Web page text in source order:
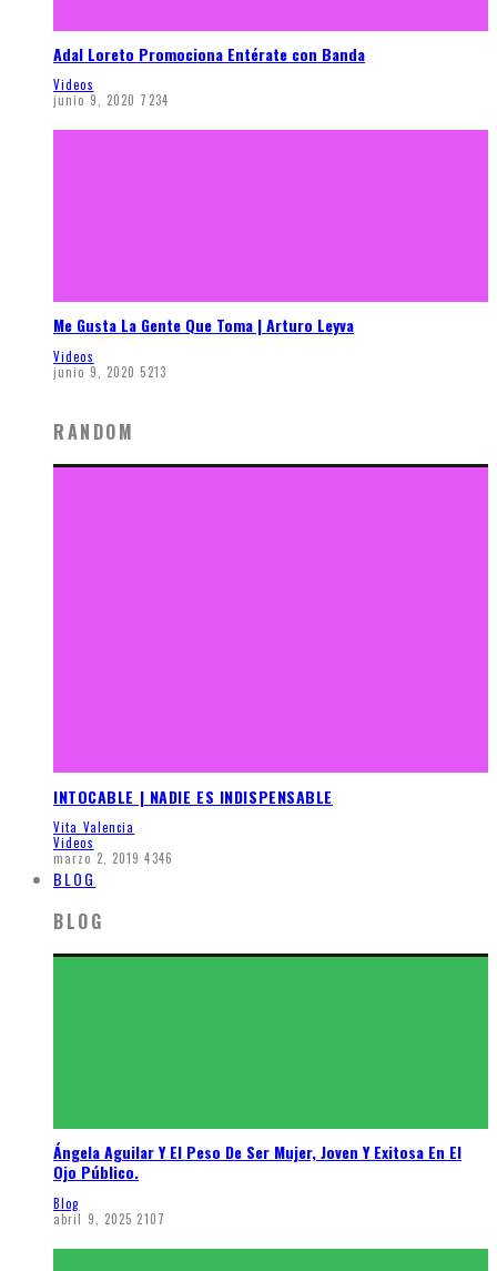
Adal Loreto Promociona Entérate con Banda
Videos
junio 9, 2020 7234
Me Gusta La Gente Que Toma | Arturo Leyva
Videos
junio 9, 2020 5213
RANDOM
INTOCABLE | NADIE ES INDISPENSABLE
Vita Valencia
Videos
marzo 2, 2019 4346
BLOG
BLOG
Ángela Aguilar Y El Peso De Ser Mujer, Joven Y Exitosa En El
Ojo Público.
Blog
abril 9, 2025 2107